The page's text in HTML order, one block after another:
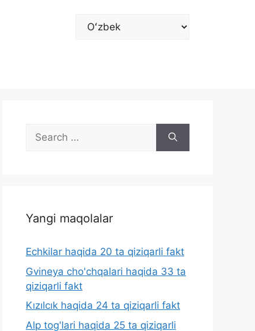
Choose
Search
for:
Yangi maqolalar
Echkilar haqida 20 ta qiziqarli fakt
Gvineya cho'chqalari haqida 33 ta
qiziqarli fakt
Kızılcık haqida 24 ta qiziqarli fakt
Alp tog'lari haqida 25 ta qiziqarli